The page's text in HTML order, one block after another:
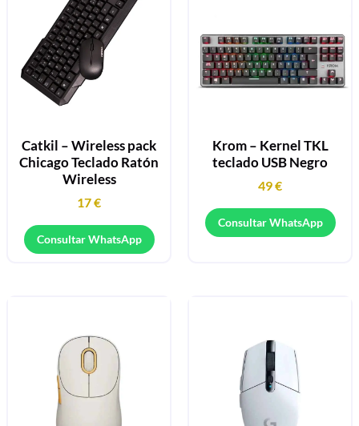
Catkil – Wireless pack
Chicago Teclado Ratón
Wireless
17€
Consultar WhatsApp
Krom – Kernel TKL
teclado USB Negro
49€
Consultar WhatsApp